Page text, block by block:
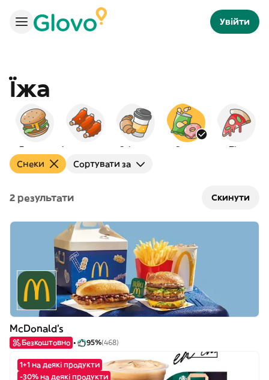
Увійти
Їжа
Бургери Сніданок Снеки Піца
Снеки Сортувати за
2 результати Скинути
McDonald's
Безкоштовно 95%(468)
1+1 на деякі продукти
-30% на деякі продукти